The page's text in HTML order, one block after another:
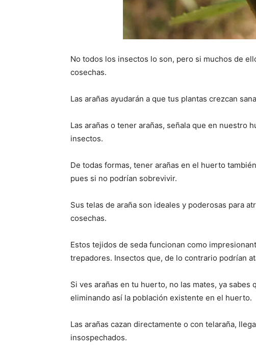
No todos los insectos lo son, pero si muchos de
cosechas.
Las arañas ayudarán a que tus plantas crezcan
Las arañas o tener arañas, señala que en nuestro
insectos.
De todas formas, tener arañas en el huerto
pues si no podrían sobrevivir.
Sus telas de araña son ideales y poderosas para
cosechas.
Estos tejidos de seda funcionan como
trepadores. Insectos que, de lo contrario podrían
Si ves arañas en tu huerto, no las mates, ya
eliminando así la población existente en el huerto.
Las arañas cazan directamente o con telaraña,
insospechados.